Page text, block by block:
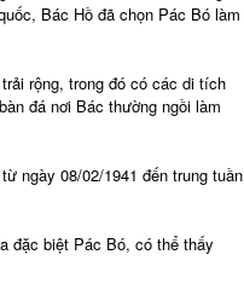
Bác Hồ đã chọn Pác Bó làm
rộng, trong đó có các di tích
đá nơi Bác thường ngồi làm
ngày 08/02/1941 đến trung tuần
đặc biệt Pác Bó, có thể thấy